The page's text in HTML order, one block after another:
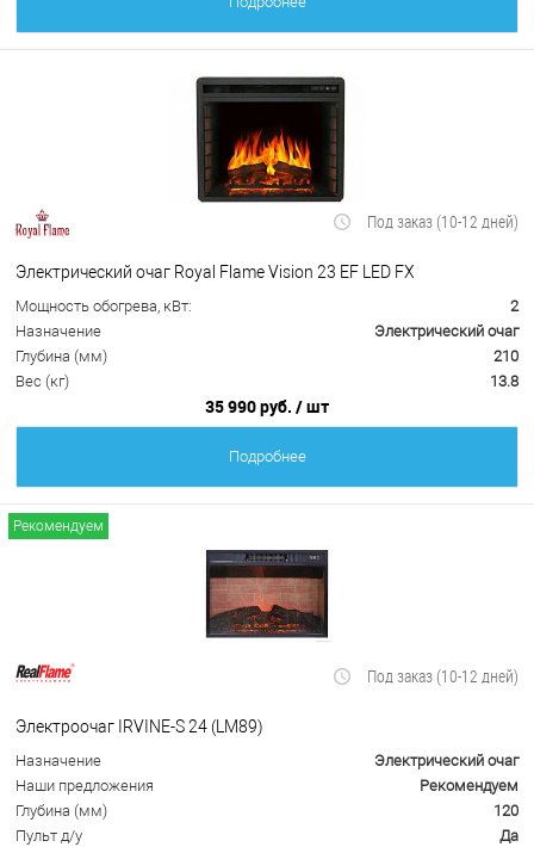
Под заказ (10-12 дней)
Электрический очаг Royal Flame Vision 23 EF LED FX
Мощность обогрева, кВт:
2
Назначение
Электрический очаг
Глубина (мм)
210
Вес (кг)
13.8
35 990 руб. / шт
Подробнее
Рекомендуем
Под заказ (10-12 дней)
Электроочаг IRVINE-S 24 (LM89)
Назначение
Электрический очаг
Наши предложения
Рекомендуем
Глубина (мм)
120
Пульт д/у
Да